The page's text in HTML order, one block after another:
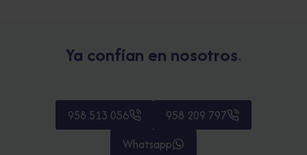
Ya confían en nosotros.
958 513 056
958 209 797
Whatsapp